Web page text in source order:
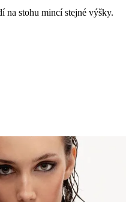
na stohu mincí stejné výšky.